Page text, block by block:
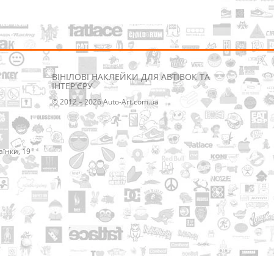
19
ВІНІЛОВІ НАКЛЕЙКИ ДЛЯ АВТІВОК ТА
ІНТЕР'ЄРУ
© 2012 – 2026 Auto-Art.com.ua